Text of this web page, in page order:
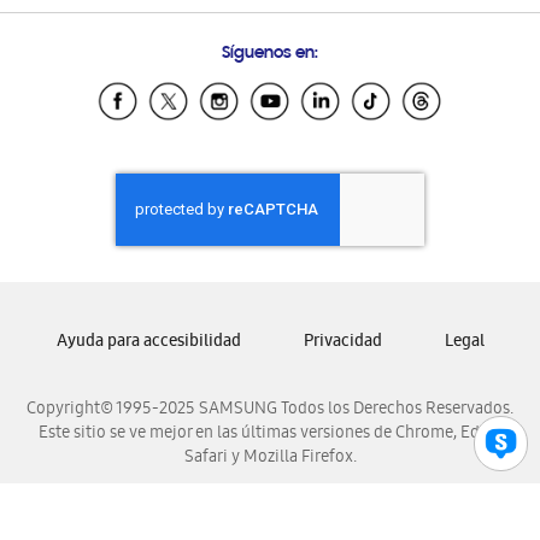
Samsung Ecuador
Samsung El Salvador
Samsung Honduras
Samsung Nicaragua
Samsung Panamá
Samsung Venezuela
Síguenos en:
Copyright© 1995-2025 SAMSUNG Todos los Derechos Reservados.
Este sitio se ve mejor en las últimas versiones de Chrome, Edge,
Safari y Mozilla Firefox.
Ayuda para accesibilidad Privacidad Legal